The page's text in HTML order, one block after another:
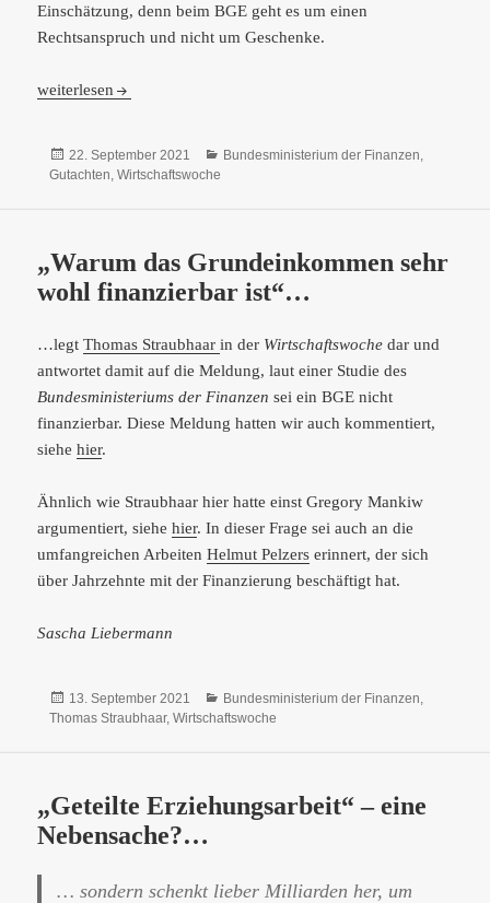
Einschätzung, denn beim BGE geht es um einen
Rechtsanspruch und nicht um Geschenke.
„Eine Grundsicherung, die keiner will“ – eine Antwort auf
weiterlesen
Veröffentlicht
am
22. September 2021 Kategorien
Bundesministerium der Finanzen
Gutachten Wirtschaftswoche
„Warum das Grundeinkommen sehr
wohl finanzierbar ist“…
…legtThomas Straubhaarin der Wirtschaftswoche dar und
antwortet damit auf die Meldung, laut einer Studie des
Bundesministeriums der Finanzen sei ein BGE nicht
finanzierbar. Diese Meldung hatten wir auch kommentiert,
siehehier.
Ähnlich wie Straubhaar hier hatte einst Gregory Mankiw
argumentiert, siehehier. In dieser Frage sei auch an die
umfangreichen ArbeitenHelmut Pelzers erinnert, der sich
über Jahrzehnte mit der Finanzierung beschäftigt hat.
Sascha Liebermann
Veröffentlicht
am
13. September 2021 Kategorien
Bundesministerium der Finanzen
Thomas Straubhaar, Wirtschaftswoche
„Geteilte Erziehungsarbeit“ – eine
Nebensache?…
… sondern schenkt lieber Milliarden her, um